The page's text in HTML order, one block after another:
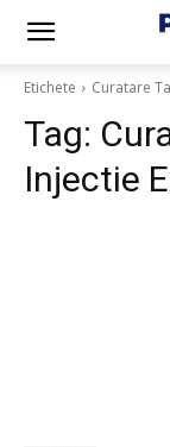
Etichete Curatare
Tag:
Injectie